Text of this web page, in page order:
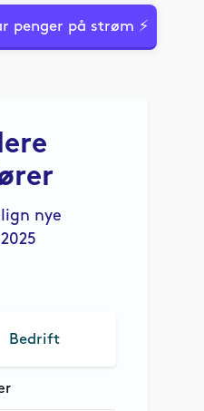
penger på strøm ⚡
nye
Bedrift